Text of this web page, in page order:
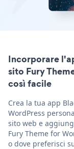
Incorporare
sito Fury
così facile
Crea la tua app
WordPress
sito web e
Fury Theme for
o dove preferisci